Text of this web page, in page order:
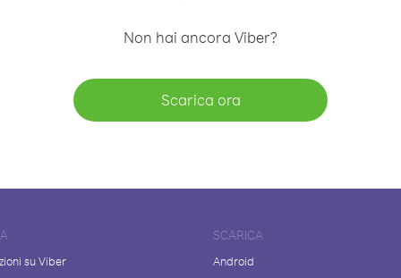
Non hai ancora Viber?
Scarica ora
su Viber
SCARICA
Android